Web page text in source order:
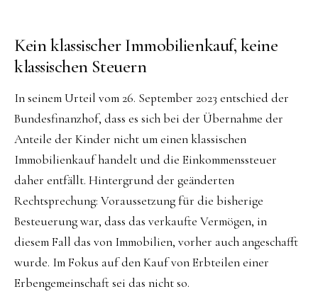
Kein klassischer Immobilienkauf, keine
klassischen Steuern
In seinem Urteil vom 26. September 2023 entschied der
Bundesfinanzhof, dass es sich bei der Übernahme der
Anteile der Kinder nicht um einen klassischen
Immobilienkauf handelt und die Einkommenssteuer
daher entfällt. Hintergrund der geänderten
Rechtsprechung: Voraussetzung für die bisherige
Besteuerung war, dass das verkaufte Vermögen, in
diesem Fall das von Immobilien, vorher auch angeschafft
wurde. Im Fokus auf den Kauf von Erbteilen einer
Erbengemeinschaft sei das nicht so.